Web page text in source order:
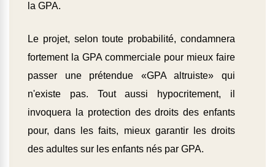
la GPA.
Le projet, selon toute probabilité, condamnera
fortement la GPA commerciale pour mieux faire
passer une prétendue «GPA altruiste» qui
n'existe pas. Tout aussi hypocritement, il
invoquera la protection des droits des enfants
pour, dans les faits, mieux garantir les droits
des adultes sur les enfants nés par GPA.